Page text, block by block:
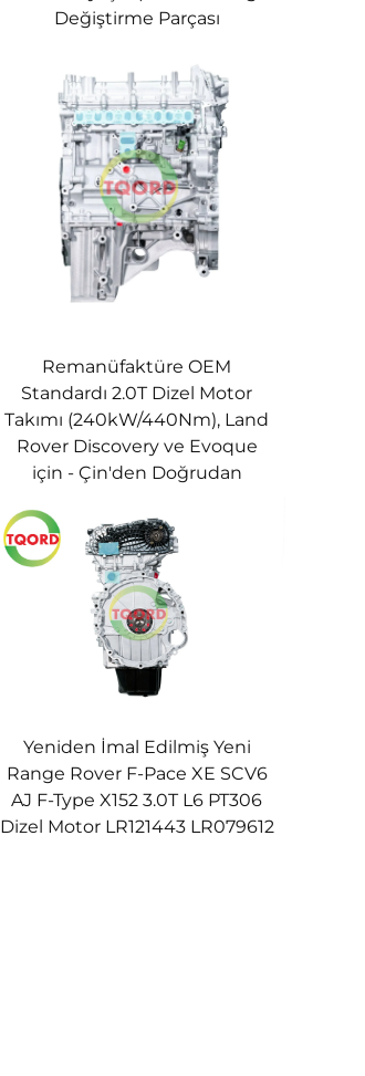
Değiştirme Parçası
Remanüfaktüre OEM
Standardı 2.0T Dizel Motor
Takımı (240kW/440Nm), Land
Rover Discovery ve Evoque
için - Çin'den Doğrudan
Yeniden İmal Edilmiş Yeni
Range Rover F-Pace XE SCV6
AJ F-Type X152 3.0T L6 PT306
Dizel Motor LR121443 LR079612